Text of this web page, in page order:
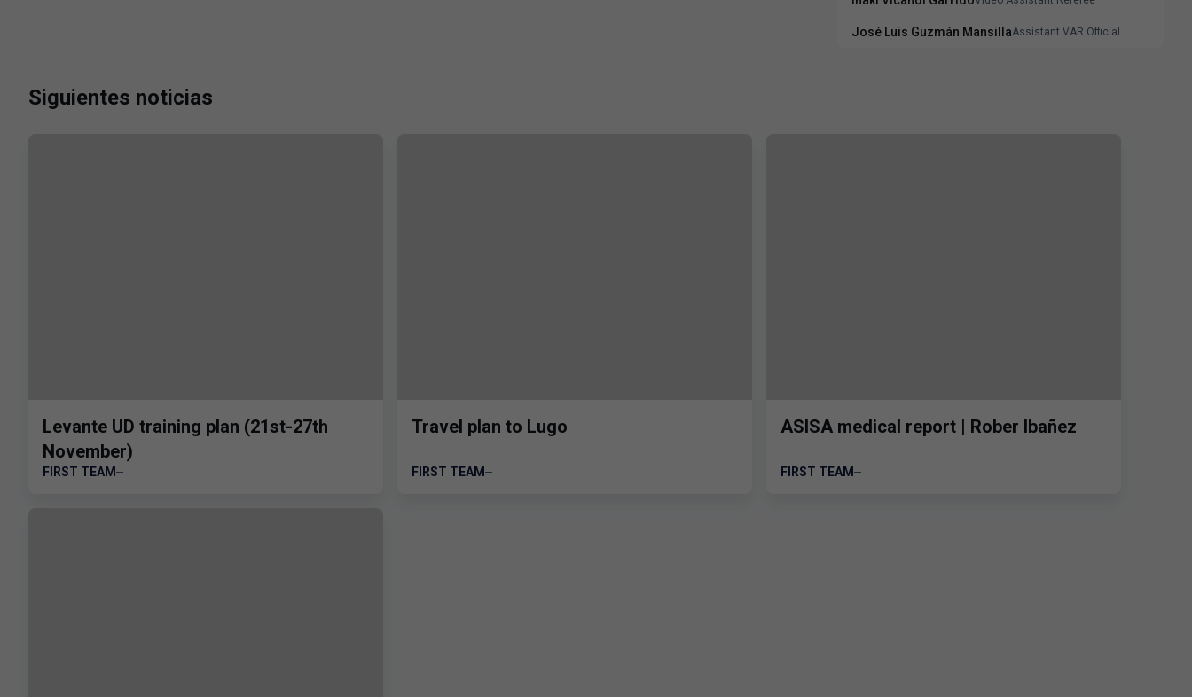
José Luis Guzmán MansillaAssistant VAR Official
Siguientes noticias
Levante UD training plan (21st-27th
November)
FIRST TEAM
Travel plan to Lugo
FIRST TEAM
ASISA medical report | Rober Ibañez
FIRST TEAM